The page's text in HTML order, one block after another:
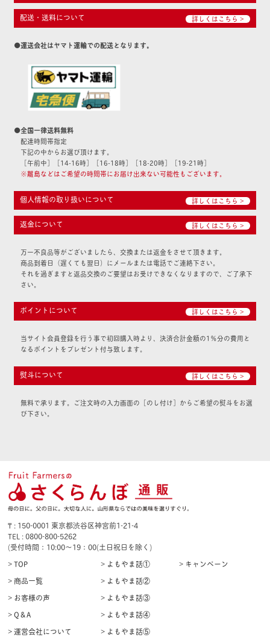
配送・送料について 詳しくはこちら >
●運送会社はヤマト運輸での配送となります。
●全国一律送料無料
配達時間帯指定
下記の中からお選び頂けます。
［午前中］［14-16時］［16-18時］［18-20時］［19-21時］
※離島などはご希望の時間帯にお届け出来ない可能性もございます。
個人情報の取り扱いについて 詳しくはこちら >
返金について 詳しくはこちら >
万一不良品等がございましたら、交換または返金をさせて頂きます。
商品到着日（遅くても翌日）にメールまたは電話でご連絡下さい。
それを過ぎますと返品交換のご要望はお受けできなくなりますので、ご了承下
さい。
ポイントについて 詳しくはこちら >
当サイト会員登録を行う事で初回購入時より、決済合計金額の1％分の費用と
なるポイントをプレゼント付与致します。
熨斗について 詳しくはこちら >
無料で承ります。ご注文時の入力画面の［のし付け］からご希望の熨斗をお選
び下さい。
₸ : 150-0001 東京都渋谷区神宮前1-21-4
TEL : 0800-800-5262
(受付時間：10:00〜19：00(土日祝日を除く)
> TOP
> 商品一覧
> お客様の声
> Q＆A
> 運営会社について
> よもやま話①
> よもやま話②
> よもやま話③
> よもやま話④
> よもやま話⑤
> キャンペーン